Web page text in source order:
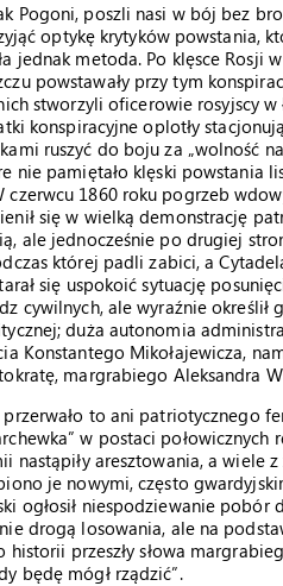
Pogoni, poszli nasi w bój bez
optykę krytyków powstania,
jednak metoda. Po klęsce Rosji
powstawały przy tym
stworzyli oficerowie rosyjscy
konspiracyjne oplotły
ruszyć do boju za „wolność
nie pamiętało klęski powstania
czerwcu 1860 roku pogrzeb
się w wielką demonstrację
ale jednocześnie po drugiej
której padli zabici, a
się uspokoić sytuację
cywilnych, ale wyraźnie
duża autonomia
Konstantego Mikołajewicza,
margrabiego Aleksandra
przerwało to ani patriotycznego
w postaci
nastąpiły aresztowania, a wiele
je nowymi, często
ogłosił niespodziewanie pobór
drogą losowania, ale na
historii przeszły słowa
będę mógł rządzić”.